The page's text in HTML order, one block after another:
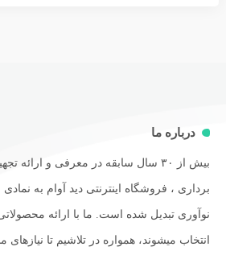
درباره ما
بیش از ۳۰ سال سابقه در معرفی و
برداری ، فروشگاه اینترنتی دید آوام به نمادی
نوآوری تبدیل شده است. ما با ارائه
انتخاب میشوند، همواره در تلاشیم تا نیازهای